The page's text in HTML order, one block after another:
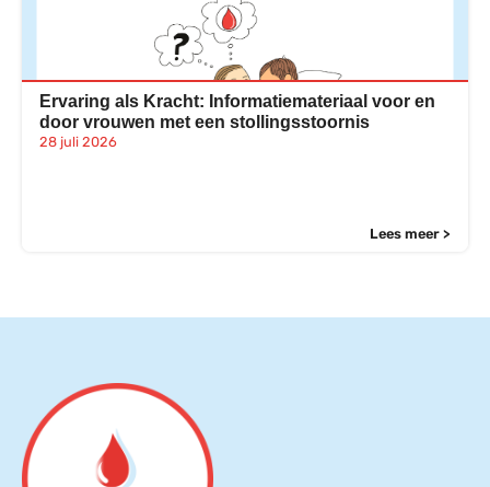
Ervaring als Kracht: Informatiemateriaal voor en
door vrouwen met een stollingsstoornis
28 juli 2026
Lees meer >